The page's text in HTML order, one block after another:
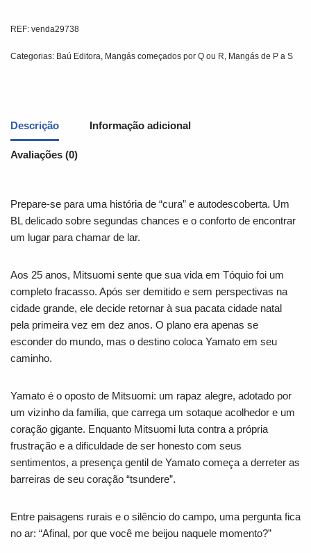
REF: venda29738
Categorias: Baú Editora, Mangás começados por Q ou R, Mangás de P a S
Descrição Informação adicional
Avaliações (0)
Prepare-se para uma história de “cura” e autodescoberta. Um
BL delicado sobre segundas chances e o conforto de encontrar
um lugar para chamar de lar.
Aos 25 anos, Mitsuomi sente que sua vida em Tóquio foi um
completo fracasso. Após ser demitido e sem perspectivas na
cidade grande, ele decide retornar à sua pacata cidade natal
pela primeira vez em dez anos. O plano era apenas se
esconder do mundo, mas o destino coloca Yamato em seu
caminho.
Yamato é o oposto de Mitsuomi: um rapaz alegre, adotado por
um vizinho da família, que carrega um sotaque acolhedor e um
coração gigante. Enquanto Mitsuomi luta contra a própria
frustração e a dificuldade de ser honesto com seus
sentimentos, a presença gentil de Yamato começa a derreter as
barreiras de seu coração “tsundere”.
Entre paisagens rurais e o silêncio do campo, uma pergunta fica
no ar: “Afinal, por que você me beijou naquele momento?”